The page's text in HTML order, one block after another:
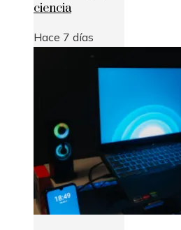
ciencia
Hace 7 días